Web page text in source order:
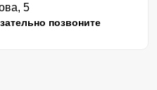
5
позвоните